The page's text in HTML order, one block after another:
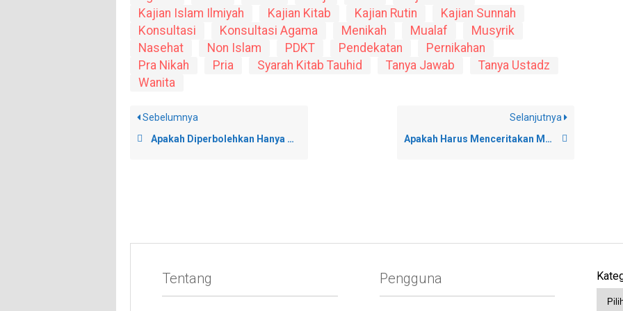
Kajian Islam Ilmiyah
Kajian Kitab Kajian Rutin
Kajian Sunnah
Konsultasi
Konsultasi Agama Menikah Mualaf
Musyrik
Nasehat
Non Islam PDKT Pendekatan
Pernikahan
Pra Nikah
Pria Syarah Kitab Tauhid Tanya Jawab
Tanya Ustadz
Wanita
Sebelumnya
Apakah Diperbolehkan Hanya Dengan Cukup Menjawab ‘Saya Terima’ Pada Saat Ijab Qobul
Selanjutnya
Apakah Harus Menceritakan Masa Lalu Yang Buruk Kepada Calon Pasangan?
Tentang Pengguna